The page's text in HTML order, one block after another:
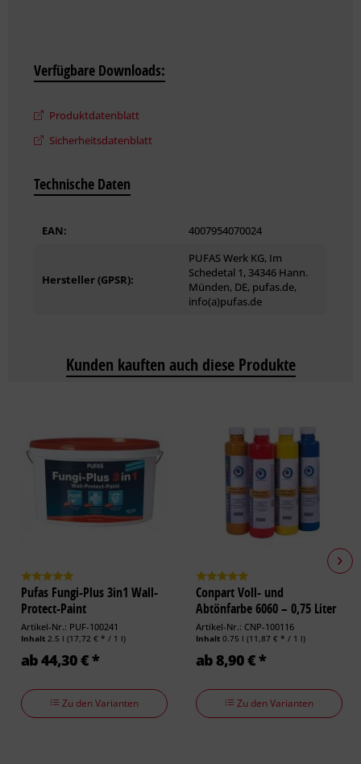
können Sie dem Produktdatenblatt entnehmen.
Verfügbare Downloads:
Produktdatenblatt
Sicherheitsdatenblatt
Technische Daten
EAN: 4007954070024
Hersteller (GPSR):
PUFAS Werk KG, Im
Schedetal 1, 34346 Hann.
Münden, DE, pufas.de,
info(a)pufas.de
Kunden kauften auch diese Produkte
Pufas Fungi-Plus 3in1 Wall-
Protect-Paint
Artikel-Nr.: PUF-100241
Inhalt 2.5 l (17,72 € * / 1 l)
ab 44,30 € *
Zu den Varianten
Conpart Voll- und
Abtönfarbe 6060 – 0,75 Liter
Artikel-Nr.: CNP-100116
Inhalt 0.75 l (11,87 € * / 1 l)
ab 8,90 € *
Zu den Varianten